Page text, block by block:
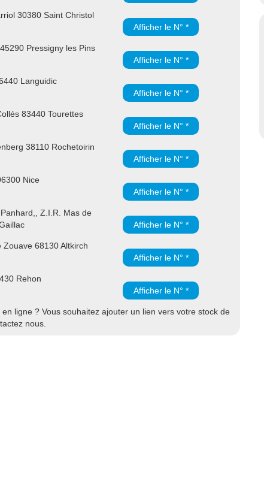
30380 Saint Christol
Afficher le N° *
Pressigny les Pins
Afficher le N° *
Languidic
Afficher le N° *
83440 Tourettes
Afficher le N° *
38110 Rochetoirin
Afficher le N° *
Nice
Afficher le N° *
Z.I.R. Mas de
Afficher le N° *
Zouave 68130 Altkirch
Afficher le N° *
Rehon
Afficher le N° *
ligne ? Vous souhaitez ajouter un lien vers votre stock de
nous.